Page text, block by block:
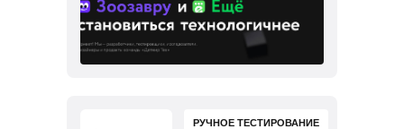
РУЧНОЕ ТЕСТИРОВАНИЕ